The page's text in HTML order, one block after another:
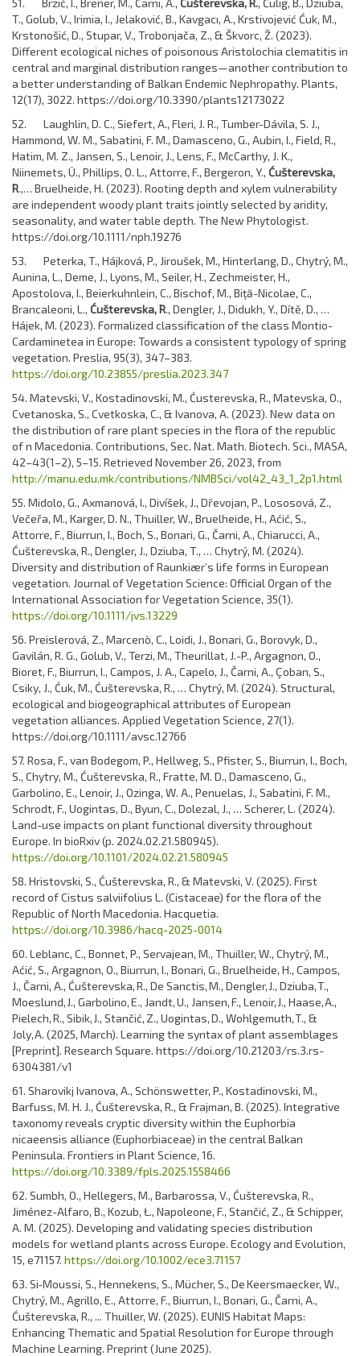
51. Brzić, I., Brener, M., Čarni, A., Ćušterevska, R., Čulig, B., Dziuba,
T., Golub, V., Irimia, I., Jelaković, B., Kavgacı, A., Krstivojević Ćuk, M.,
Krstonošić, D., Stupar, V., Trobonjača, Z., & Škvorc, Ž. (2023).
Different ecological niches of poisonous Aristolochia clematitis in
central and marginal distribution ranges—another contribution to
a better understanding of Balkan Endemic Nephropathy. Plants,
12(17), 3022. https://doi.org/10.3390/plants12173022
52. Laughlin, D. C., Siefert, A., Fleri, J. R., Tumber-Dávila, S. J.,
Hammond, W. M., Sabatini, F. M., Damasceno, G., Aubin, I., Field, R.,
Hatim, M. Z., Jansen, S., Lenoir, J., Lens, F., McCarthy, J. K.,
Niinemets, Ü., Phillips, O. L., Attorre, F., Bergeron, Y., Ćušterevska,
R.,… Bruelheide, H. (2023). Rooting depth and xylem vulnerability
are independent woody plant traits jointly selected by aridity,
seasonality, and water table depth. The New Phytologist.
https://doi.org/10.1111/nph.19276
53. Peterka, T., Hájková, P., Jiroušek, M., Hinterlang, D., Chytrý, M.,
Aunina, L., Deme, J., Lyons, M., Seiler, H., Zechmeister, H.,
Apostolova, I., Beierkuhnlein, C., Bischof, M., Biţă-Nicolae, C.,
Brancaleoni, L., Ćušterevska, R., Dengler, J., Didukh, Y., Dítě, D., …
Hájek, M. (2023). Formalized classification of the class Montio-
Cardaminetea in Europe: Towards a consistent typology of spring
vegetation. Preslia, 95(3), 347–383.
https://doi.org/10.23855/preslia.2023.347
54. Matevski, V., Kostadinovski, M., Ćusterevska, R., Matevska, O.,
Cvetanoska, S., Cvetkoska, C., & Ivanova, A. (2023). New data on
the distribution of rare plant species in the flora of the republic
of n Macedonia. Contributions, Sec. Nat. Math. Biotech. Sci., MASA,
42–43(1–2), 5–15. Retrieved November 26, 2023, from
http://manu.edu.mk/contributions/NMBSci/vol42_43_1_2p1.html
55. Midolo, G., Axmanová, I., Divíšek, J., Dřevojan, P., Lososová, Z.,
Večeřa, M., Karger, D. N., Thuiller, W., Bruelheide, H., Aćić, S.,
Attorre, F., Biurrun, I., Boch, S., Bonari, G., Čarni, A., Chiarucci, A.,
Ćušterevska, R., Dengler, J., Dziuba, T., … Chytrý, M. (2024).
Diversity and distribution of Raunkiær’s life forms in European
vegetation. Journal of Vegetation Science: Official Organ of the
International Association for Vegetation Science, 35(1).
https://doi.org/10.1111/jvs.13229
56. Preislerová, Z., Marcenò, C., Loidi, J., Bonari, G., Borovyk, D.,
Gavilán, R. G., Golub, V., Terzi, M., Theurillat, J.-P., Argagnon, O.,
Bioret, F., Biurrun, I., Campos, J. A., Capelo, J., Čarni, A., Çoban, S.,
Csiky, J., Ćuk, M., Ćušterevska, R., … Chytrý, M. (2024). Structural,
ecological and biogeographical attributes of European
vegetation alliances. Applied Vegetation Science, 27(1).
https://doi.org/10.1111/avsc.12766
57. Rosa, F., van Bodegom, P., Hellweg, S., Pfister, S., Biurrun, I., Boch,
S., Chytry, M., Ćušterevska, R., Fratte, M. D., Damasceno, G.,
Garbolino, E., Lenoir, J., Ozinga, W. A., Penuelas, J., Sabatini, F. M.,
Schrodt, F., Uogintas, D., Byun, C., Dolezal, J., … Scherer, L. (2024).
Land-use impacts on plant functional diversity throughout
Europe. In bioRxiv (p. 2024.02.21.580945).
https://doi.org/10.1101/2024.02.21.580945
58. Hristovski, S., Ćušterevska, R., & Matevski, V. (2025). First
record of Cistus salviifolius L. (Cistaceae) for the flora of the
Republic of North Macedonia. Hacquetia.
https://doi.org/10.3986/hacq-2025-0014
60. Leblanc, C., Bonnet, P., Servajean, M., Thuiller, W., Chytrý, M.,
Aćić, S., Argagnon, O., Biurrun, I., Bonari, G., Bruelheide, H., Campos,
J., Čarni, A., Ćušterevska, R., De Sanctis, M., Dengler, J., Dziuba, T.,
Moeslund, J., Garbolino, E., Jandt, U., Jansen, F., Lenoir, J., Haase, A.,
Pielech, R., Sibik, J., Stančić, Z., Uogintas, D., Wohlgemuth, T., &
Joly, A. (2025, March). Learning the syntax of plant assemblages
[Preprint]. Research Square. https://doi.org/10.21203/rs.3.rs-
6304381/v1
61. Sharovikj Ivanova, A., Schönswetter, P., Kostadinovski, M.,
Barfuss, M. H. J., Ćušterevska, R., & Frajman, B. (2025). Integrative
taxonomy reveals cryptic diversity within the Euphorbia
nicaeensis alliance (Euphorbiaceae) in the central Balkan
Peninsula. Frontiers in Plant Science, 16.
https://doi.org/10.3389/fpls.2025.1558466
62. Sumbh, O., Hellegers, M., Barbarossa, V., Ćušterevska, R.,
Jiménez-Alfaro, B., Kozub, Ł., Napoleone, F., Stančić, Z., & Schipper,
A. M. (2025). Developing and validating species distribution
models for wetland plants across Europe. Ecology and Evolution,
15, e71157. https://doi.org/10.1002/ece3.71157
63. Si‑Moussi, S., Hennekens, S., Mücher, S., De Keersmaecker, W.,
Chytrý, M., Agrillo, E., Attorre, F., Biurrun, I., Bonari, G., Čarni, A.,
Ćušterevska, R., ... Thuiller, W. (2025). EUNIS Habitat Maps:
Enhancing Thematic and Spatial Resolution for Europe through
Machine Learning. Preprint (June 2025).